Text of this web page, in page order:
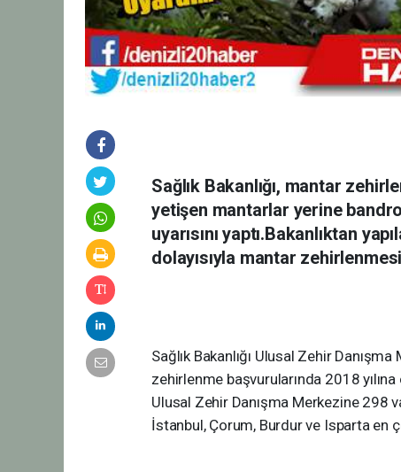
Sağlık Bakanlığı, mantar
yetişen mantarlar yerine
uyarısını yaptı.Bakanlıktan
dolayısıyla mantar
Sağlık Bakanlığı Ulusal Zehir
zehirlenme başvurularında 2018
Ulusal Zehir Danışma Merkezine 298
İstanbul, Çorum, Burdur ve Isparta en